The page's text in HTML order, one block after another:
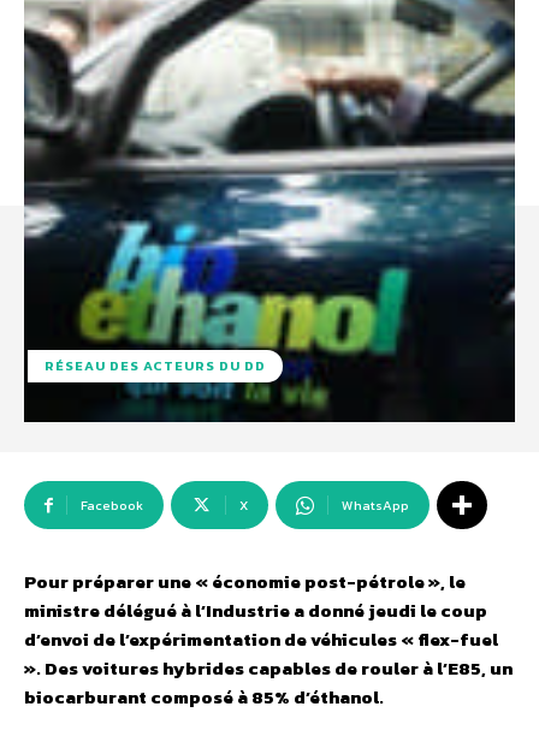
RÉSEAU DES ACTEURS DU DD
Facebook X WhatsApp
Pour préparer une « économie post-pétrole », le
ministre délégué à l’Industrie a donné jeudi le coup
d’envoi de l’expérimentation de véhicules « flex-fuel
». Des voitures hybrides capables de rouler à l’E85, un
biocarburant composé à 85% d’éthanol.